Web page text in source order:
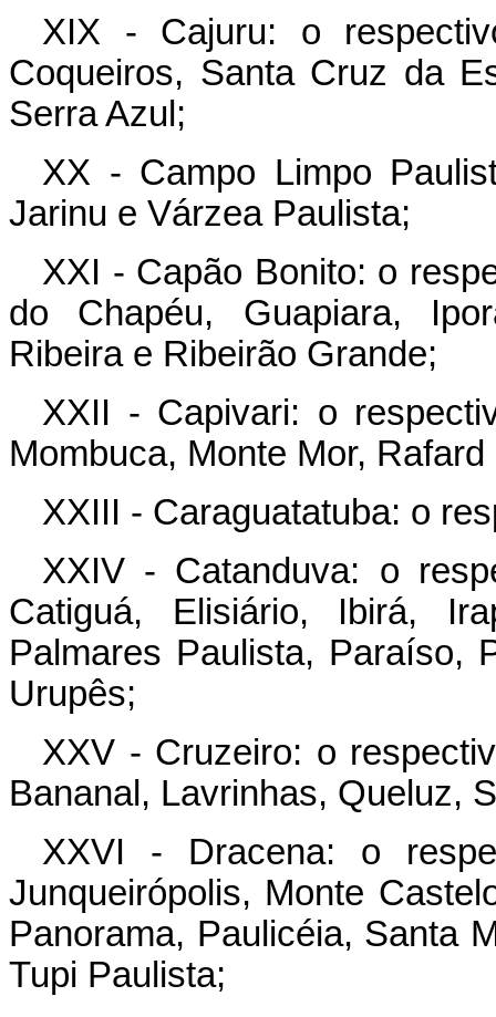
XIX - Cajuru: o
Coqueiros, Santa Cruz da
Serra Azul;
XX - Campo Limpo
Jarinu e Várzea Paulista;
XXI - Capão Bonito: o
do Chapéu, Guapiara,
Ribeira e Ribeirão Grande;
XXII - Capivari: o
Mombuca, Monte Mor,
XXIII - Caraguatatuba: o
XXIV - Catanduva: o
Catiguá, Elisiário, Ibirá,
Palmares Paulista, Paraíso,
Urupês;
XXV - Cruzeiro: o
Bananal, Lavrinhas, Queluz,
XXVI - Dracena: o
Junqueirópolis, Monte
Panorama, Paulicéia, Santa
Tupi Paulista;